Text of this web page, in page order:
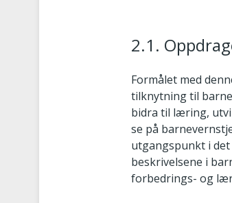
2.1.
Formålet med
tilknytning til
bidra til læring,
se på
utgangspunkt i
beskrivelsene i
forbedrings- og